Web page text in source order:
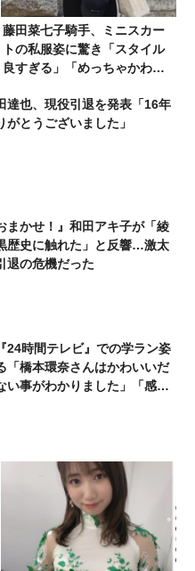
藤田菜七子騎手、ミニスカー
トの私服姿に驚き「スタイル
良すぎる」「めっちゃかわい
達也、現役引退を発表「16年
がとうございました」
まかせ！』和田アキ子が「綾
歴史に触れた」と反響…激太
退の危機だった
24時間テレビ』での学ラン姿
「橋本環奈さんはかわいいだ
い事がわかりました」「感動